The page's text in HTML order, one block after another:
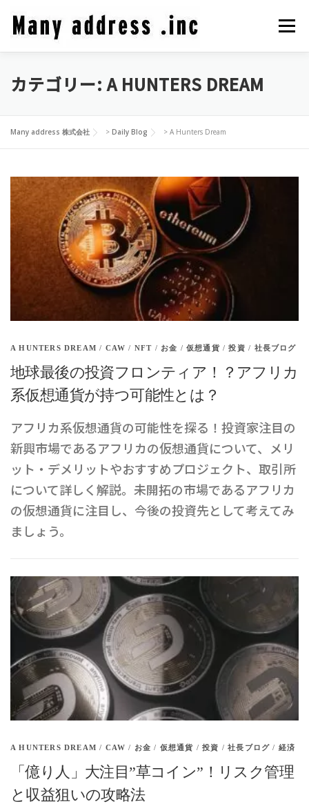
ン
メニュ
COMPANY PROFILE CEO BLOG CONTACT
PRIVACY POLICY
カテゴリー:A HUNTERS DREAM
Many address 株式会社 > Daily Blog > A Hunters Dream
A HUNTERS DREAM / CAW / NFT / お金 /仮想通貨 /投資 / 社長ブログ
地球最後の投資フロンティア！？アフリカ
系仮想通貨が持つ可能性とは？
アフリカ系仮想通貨の可能性を探る！投資家注目の
新興市場であるアフリカの仮想通貨について、メリ
ット・デメリットやおすすめプロジェクト、取引所
について詳しく解説。未開拓の市場であるアフリカ
の仮想通貨に注目し、今後の投資先として考えてみ
ましょう。
A HUNTERS DREAM / CAW / お金 / 仮想通貨 /投資 /社長ブログ / 経済
「億り人」大注目”草コイン”！リスク管理
と収益狙いの攻略法